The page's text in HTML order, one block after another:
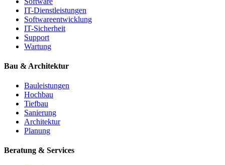
IT-Dienstleistungen
Softwareentwicklung
IT-Sicherheit
Support
Wartung
Bau & Architektur
Bauleistungen
Hochbau
Tiefbau
Sanierung
Architektur
Planung
Beratung & Services